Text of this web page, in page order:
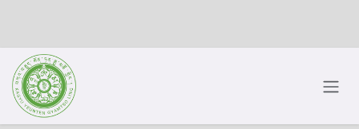
Se rendre au contenu